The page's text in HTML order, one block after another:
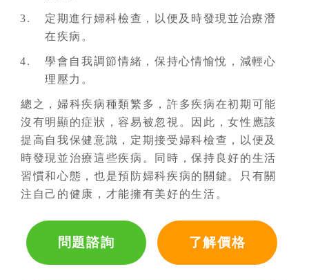
定期進行婦科檢查，以便及時發現並治療潛
在疾病。
學會自我調節情緒，保持心情愉悅，減輕心
理壓力。
總之，婦科疾病種類繁多，許多疾病在初期可能
沒有明顯的症狀，容易被忽視。因此，女性應該
提高自我保健意識，定期接受婦科檢查，以便及
時發現並治療這些疾病。同時，保持良好的生活
習慣和心態，也是預防婦科疾病的關鍵。只有關
注自己的健康，才能擁有美好的生活。
問題諮詢 了解價格